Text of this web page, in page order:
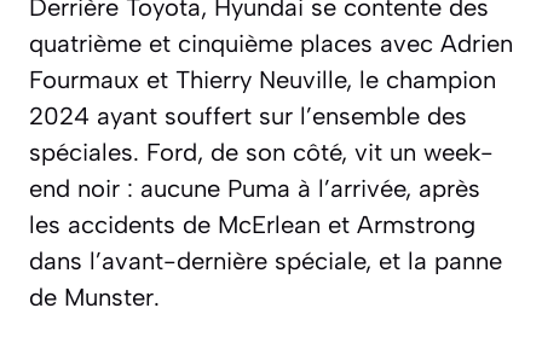
Derrière Toyota, Hyundai se contente des
quatrième et cinquième places avec Adrien
Fourmaux et Thierry Neuville, le champion
2024 ayant souffert sur l’ensemble des
spéciales. Ford, de son côté, vit un week-
end noir : aucune Puma à l’arrivée, après
les accidents de McErlean et Armstrong
dans l’avant-dernière spéciale, et la panne
de Munster.